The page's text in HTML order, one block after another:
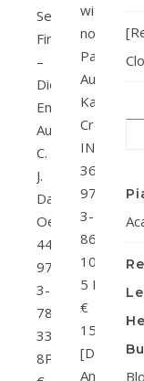
Secret
Fire
–
Die
Entflammten
Autor/in:
C.
J.
Oetinger
448ISBN:
978-
3-
7891-
3339-
8Preis:
with
no
Past
Autor/in:
Kathryn
Croft
INK
368 ISBN:
978-
3-
86396-
101-
5 Preis:
€
15,00
Amazon